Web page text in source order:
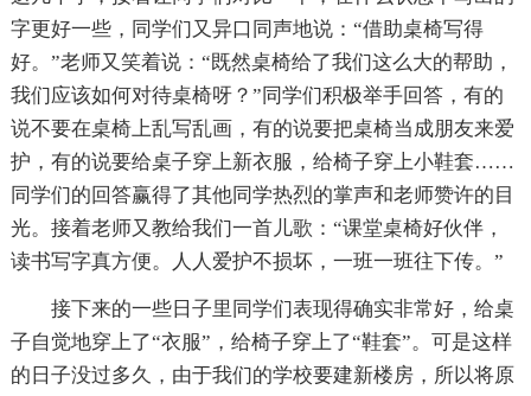
字更好一些，同学们又异口同声地说：“借助桌椅写得
好。”老师又笑着说：“既然桌椅给了我们这么大的帮助，
我们应该如何对待桌椅呀？”同学们积极举手回答，有的
说不要在桌椅上乱写乱画，有的说要把桌椅当成朋友来爱
护，有的说要给桌子穿上新衣服，给椅子穿上小鞋套……
同学们的回答赢得了其他同学热烈的掌声和老师赞许的目
光。接着老师又教给我们一首儿歌：“课堂桌椅好伙伴，
读书写字真方便。人人爱护不损坏，一班一班往下传。”
接下来的一些日子里同学们表现得确实非常好，给桌
子自觉地穿上了“衣服”，给椅子穿上了“鞋套”。可是这样
的日子没过多久，由于我们的学校要建新楼房，所以将原